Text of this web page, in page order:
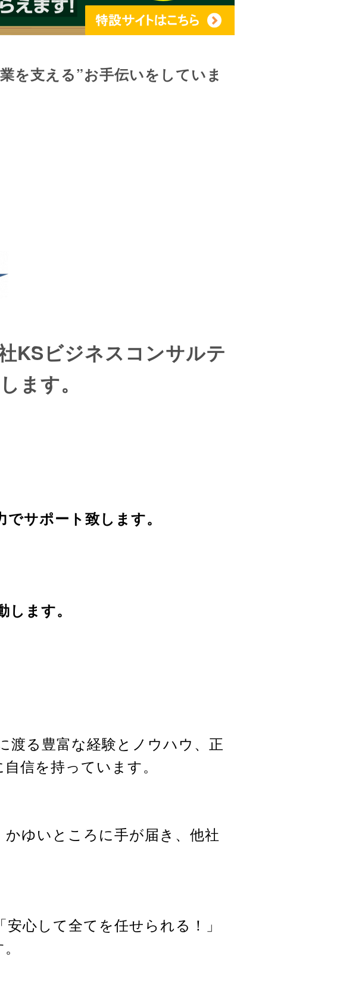
を支える”お手伝いをしていま
KSビジネスコンサルテ
ます。
サポート致します。
ます。
渡る豊富な経験とノウハウ、正
信を持っています。
ゆいところに手が届き、他社
心して全てを任せられる！」